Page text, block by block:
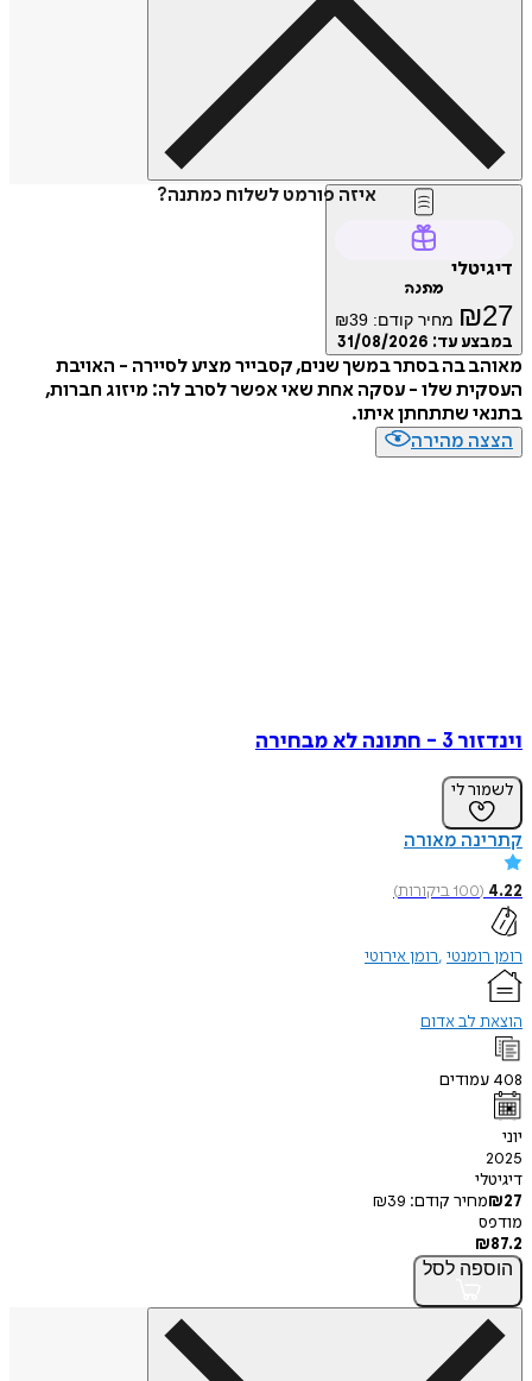
איזה פורמט לשלוח כמתנה?
דיגיטלי
מתנה
₪27 מחיר קודם: ₪39
במבצע עד: 31/08/2026
מאוהב בה בסתר במשך שנים, קסבייר מציע לסיירה - האויבת
העסקית שלו - עסקה אחת שאי אפשר לסרב לה: מיזוג חברות,
בתנאי שתתחתן איתו.
הצצה מהירה
וינדזור 3 - חתונה לא מבחירה
לשמור לי
קתרינה מאורה
4.22
(
100ביקורות)
רומן רומנטי רומן אירוטי
הוצאת לב אדום
408 עמודים
יוני
2025
דיגיטלי
₪27 מחיר קודם: ₪39
מודפס
₪87.2
הוספה לסל